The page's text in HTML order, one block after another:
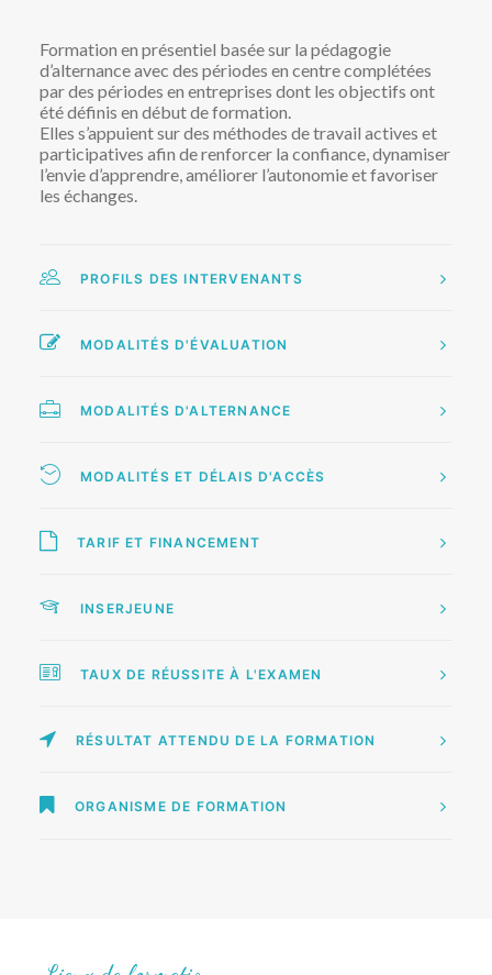
Formation en présentiel basée sur la pédagogie
d’alternance avec des périodes en centre complétées
par des périodes en entreprises dont les objectifs ont
été définis en début de formation.
Elles s’appuient sur des méthodes de travail actives et
participatives afin de renforcer la confiance, dynamiser
l’envie d’apprendre, améliorer l’autonomie et favoriser
les échanges.
PROFILS DES INTERVENANTS
MODALITÉS D'ÉVALUATION
MODALITÉS D'ALTERNANCE
MODALITÉS ET DÉLAIS D'ACCÈS
TARIF ET FINANCEMENT
INSERJEUNE
TAUX DE RÉUSSITE À L'EXAMEN
RÉSULTAT ATTENDU DE LA FORMATION
ORGANISME DE FORMATION